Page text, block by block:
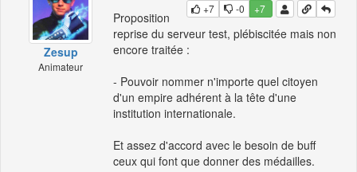
Zesup
Animateur
+7
-0 +7
Proposition
reprise du serveur test, plébiscitée mais non
encore traitée :
- Pouvoir nommer n'importe quel citoyen
d'un empire adhérent à la tête d'une
institution internationale.
Et assez d'accord avec le besoin de buff
ceux qui font que donner des médailles.